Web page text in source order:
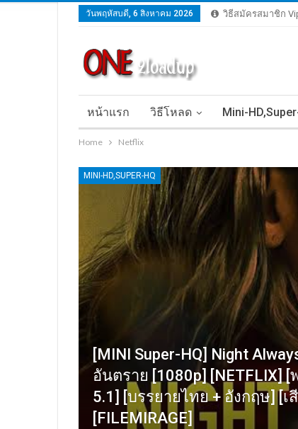
วันพฤหัสบดี, 6 สิงหาคม 2026 วิธีสมัครสมาชิก
หน้าแรก วิธีโหลด Mini-
Home Netflix
MINI-HD,SUPER-HQ
[MINI Super-HQ] Night
อันตราย [1080p] [NETFLIX] [
5.1] [บรรยายไทย + อังกฤษ] [เ
[FILEMIRAGE]